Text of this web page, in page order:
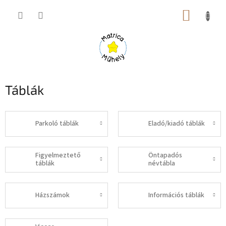
KOSÁR
Táblák
Parkoló táblák Eladó/kiadó táblák
Figyelmeztető
táblák
Öntapadós
névtábla
Házszámok Információs táblák